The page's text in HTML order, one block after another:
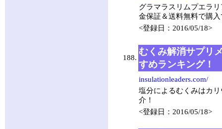
グラマラスリムプエラ
金保証＆送料無料で購
<登録日：2016/05/18>
188.
むくみ解消サプリ
すめランキング！
insulationleaders.com/
塩分によるむくみはカ
介！
<登録日：2016/05/18>